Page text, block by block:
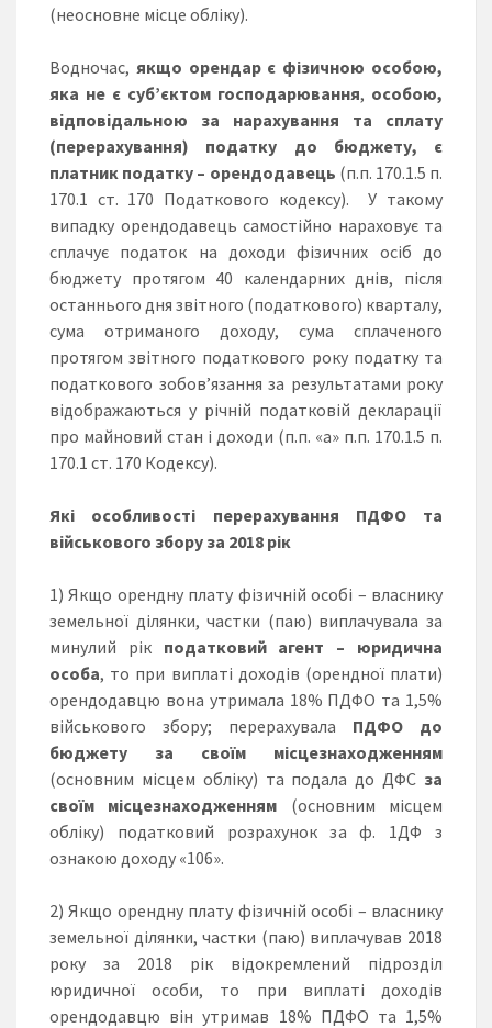
(неосновне місце обліку).
Водночас, якщо орендар є фізичною особою,
яка не є суб’єктом господарювання, особою,
відповідальною за нарахування та сплату
(перерахування) податку до бюджету, є
платник податку – орендодавець (п.п. 170.1.5 п.
170.1 ст. 170 Податкового кодексу). У такому
випадку орендодавець самостійно нараховує та
сплачує податок на доходи фізичних осіб до
бюджету протягом 40 календарних днів, після
останнього дня звітного (податкового) кварталу,
сума отриманого доходу, сума сплаченого
протягом звітного податкового року податку та
податкового зобов’язання за результатами року
відображаються у річній податковій декларації
про майновий стан і доходи (п.п. «а» п.п. 170.1.5 п.
170.1 ст. 170 Кодексу).
Які особливості перерахування ПДФО та
військового збору за 2018 рік
1) Якщо орендну плату фізичній особі – власнику
земельної ділянки, частки (паю) виплачувала за
минулий рік податковий агент – юридична
особа, то при виплаті доходів (орендної плати)
орендодавцю вона утримала 18% ПДФО та 1,5%
військового збору; перерахувала ПДФО до
бюджету за своїм місцезнаходженням
(основним місцем обліку) та подала до ДФС за
своїм місцезнаходженням (основним місцем
обліку) податковий розрахунок за ф. 1ДФ з
ознакою доходу «106».
2) Якщо орендну плату фізичній особі – власнику
земельної ділянки, частки (паю) виплачував 2018
року за 2018 рік відокремлений підрозділ
юридичної особи, то при виплаті доходів
орендодавцю він утримав 18% ПДФО та 1,5%